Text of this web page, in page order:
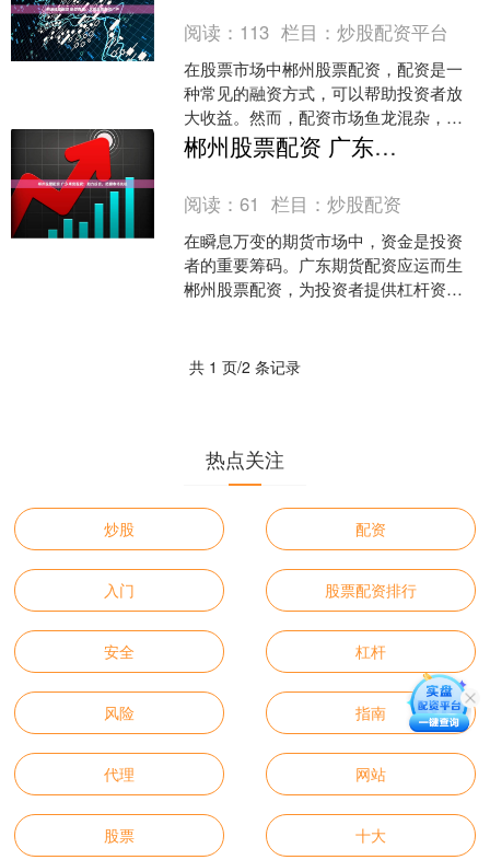
阅读： 113 栏目：炒股配资平台
在股票市场中郴州股票配资，配资是一
种常见的融资方式，可以帮助投资者放
大收益。然而，配资市场鱼龙混杂，选
择靠谱的配资平台至关重要。 配资公司
收取的利息一般按照年化....
郴州股票配资 广东期货配资：助力投资，把握市场先机
阅读：61 栏目：炒股配资
在瞬息万变的期货市场中，资金是投资
者的重要筹码。广东期货配资应运而生
郴州股票配资，为投资者提供杠杆资
共 1 页/2 条记录
热点关注
炒股 配资
入门 股票配资排行
安全 杠杆
风险 指南
代理 网站
股票 十大